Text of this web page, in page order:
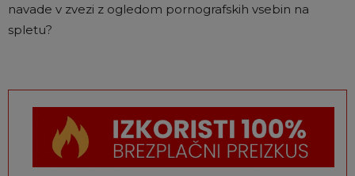
navade v zvezi z ogledom pornografskih vsebin na
spletu?